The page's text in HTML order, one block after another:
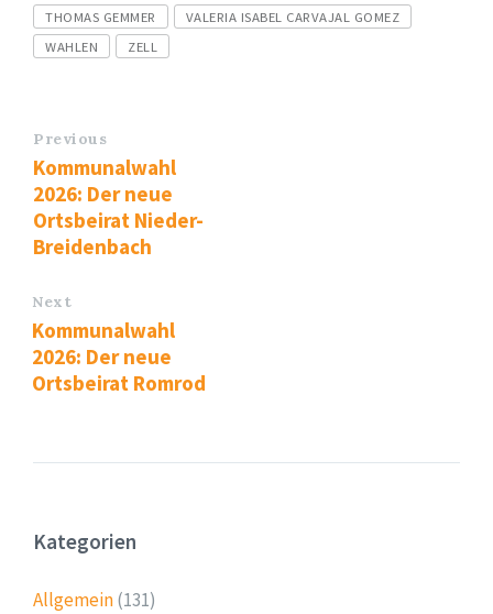
THOMAS GEMMER
VALERIA ISABEL CARVAJAL GOMEZ
WAHLEN
ZELL
Previous
Kommunalwahl
2026: Der neue
Ortsbeirat Nieder-
Breidenbach
Next
Kommunalwahl
2026: Der neue
Ortsbeirat Romrod
Kategorien
Allgemein(131)